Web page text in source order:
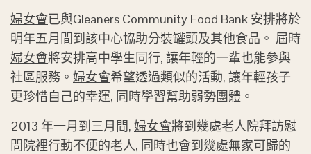
婦女會已與Gleaners Community Food Bank 安排將於
明年五月間到該中心協助分裝罐頭及其他食品。 屆時
婦女會將安排高中學生同行, 讓年輕的一輩也能參與
社區服務。 婦女會希望透過類似的活動, 讓年輕孩子
更珍惜自己的幸運, 同時學習幫助弱勢團體。
2013 年一月到三月間, 婦女會將到幾處老人院拜訪慰
問院裡行動不便的老人, 同時也會到幾處無家可歸的